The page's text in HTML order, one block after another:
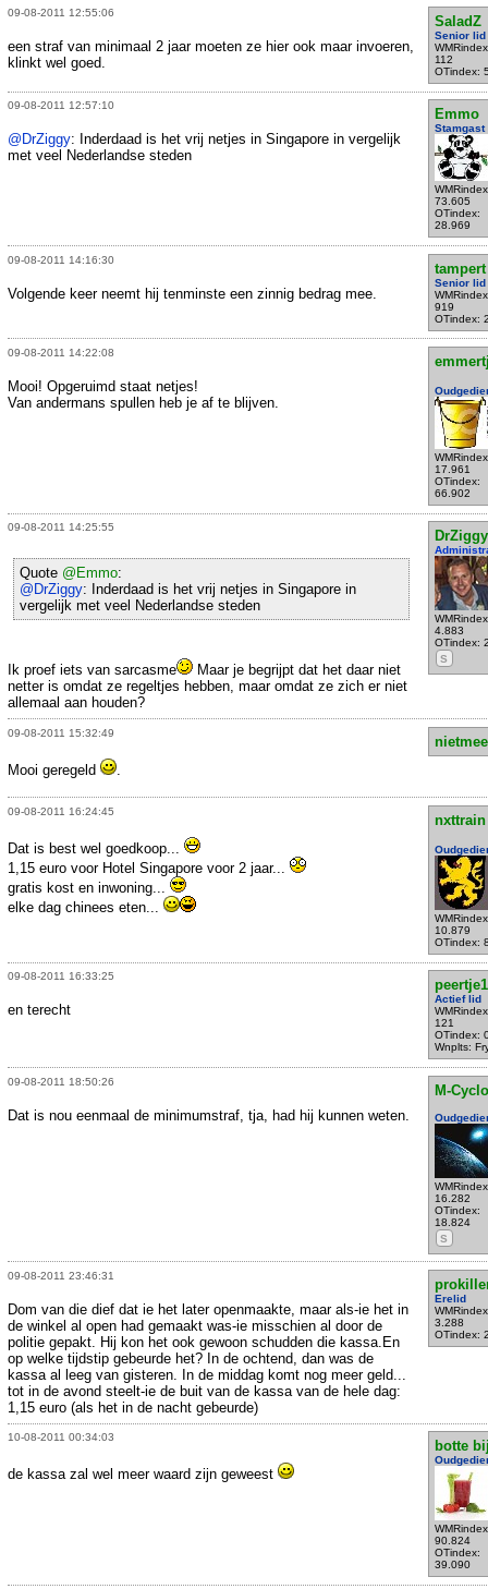
09-08-2011 12:55:06
SaladZ
Senior lid
112
OTindex:
een straf van minimaal 2 jaar moeten ze hier ook maar invoeren,
klinkt wel goed.
09-08-2011 12:57:10
Emmo
Stamgast
73.605
OTindex:
28.969
@DrZiggy: Inderdaad is het vrij netjes in Singapore in vergelijk
met veel Nederlandse steden
09-08-2011 14:16:30
tampert
Senior lid
919
OTindex:
Volgende keer neemt hij tenminste een zinnig bedrag mee.
09-08-2011 14:22:08
17.961
OTindex:
66.902
Mooi! Opgeruimd staat netjes!
Van andermans spullen heb je af te blijven.
09-08-2011 14:25:55
DrZiggy
4.883
OTindex:
S
Quote @Emmo:
@DrZiggy: Inderdaad is het vrij netjes in Singapore in
vergelijk met veel Nederlandse steden
Ik proef iets van sarcasme
Maar je begrijpt dat het daar niet
netter is omdat ze regeltjes hebben, maar omdat ze zich er niet
allemaal aan houden?
09-08-2011 15:32:49
Mooi geregeld
09-08-2011 16:24:45
nxttrain
10.879
OTindex:
Dat is best wel goedkoop...
1,15 euro voor Hotel Singapore voor 2 jaar...
gratis kost en inwoning...
elke dag chinees eten...
09-08-2011 16:33:25
Actief lid
121
OTindex:
Wnplts:
en terecht
09-08-2011 18:50:26
M-
16.282
OTindex:
18.824
S
Dat is nou eenmaal de minimumstraf, tja, had hij kunnen weten.
09-08-2011 23:46:31
Erelid
3.288
OTindex:
Dom van die dief dat ie het later openmaakte, maar als-ie het in
de winkel al open had gemaakt was-ie misschien al door de
politie gepakt. Hij kon het ook gewoon schudden die kassa.En
op welke tijdstip gebeurde het? In de ochtend, dan was de
kassa al leeg van gisteren. In de middag komt nog meer geld...
tot in de avond steelt-ie de buit van de kassa van de hele dag:
1,15 euro (als het in de nacht gebeurde)
10-08-2011 00:34:03
botte
90.824
OTindex:
39.090
de kassa zal wel meer waard zijn geweest